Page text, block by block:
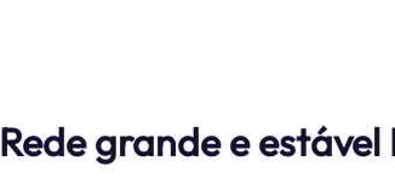
Rede grande e